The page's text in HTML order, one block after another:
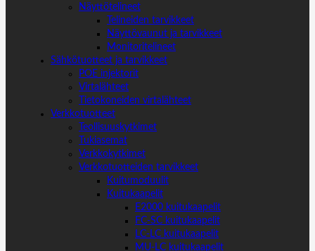
Näyttötelineet
Telineiden tarvikkeet
Näyttövaunut ja tarvikkeet
Monitoritelineet
Sähkötuotteet ja tarvikkeet
POE injektorit
Virtalähteet
Tietokoneiden virtalähteet
Verkkotuotteet
Teollisuuskytkimet
Tukiasemat
Verkkokytkimet
Verkkotuotteiden tarvikkeet
Kuitumoduulit
Kuitukaapelit
E2000 kuitukaapelit
FC-SC kuitukaapelit
LC-LC kuitukaapelit
MU-LC kuitukaapelit